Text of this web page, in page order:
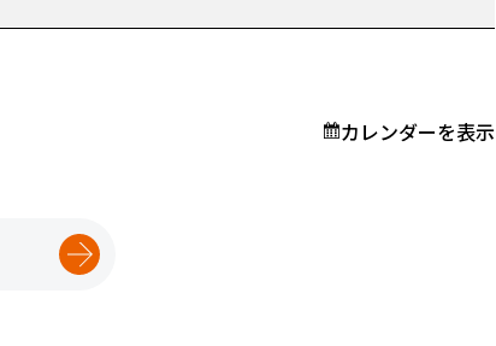
カレンダーを表示